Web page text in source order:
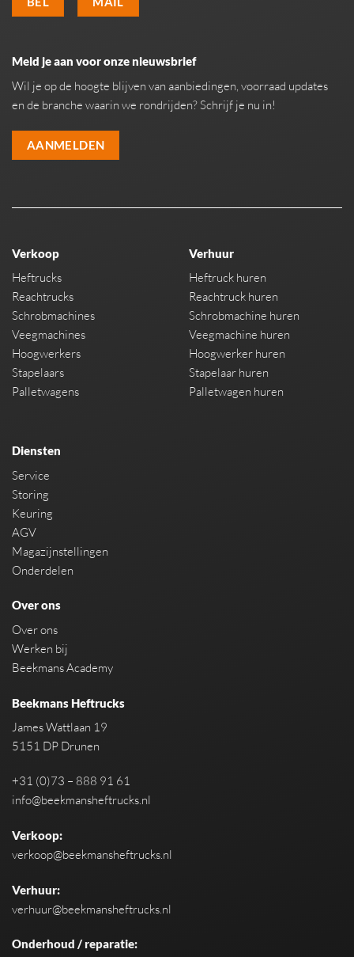
Meld je aan voor onze nieuwsbrief
Wil je op de hoogte blijven van aanbiedingen, voorraad updates
en de branche waarin we rondrijden? Schrijf je nu in!
AANMELDEN
Verkoop
Heftrucks
Reachtrucks
Schrobmachines
Veegmachines
Hoogwerkers
Stapelaars
Palletwagens
Verhuur
Heftruck huren
Reachtruck huren
Schrobmachine huren
Veegmachine huren
Hoogwerker huren
Stapelaar huren
Palletwagen huren
Diensten
Service
Storing
Keuring
AGV
Magazijnstellingen
Onderdelen
Over ons
Over ons
Werken bij
Beekmans Academy
Beekmans Heftrucks
James Wattlaan 19
5151 DP Drunen
+31 (0)73 – 888 91 61
info@beekmansheftrucks.nl
Verkoop:
verkoop@beekmansheftrucks.nl
Verhuur:
verhuur@beekmansheftrucks.nl
Onderhoud / reparatie: